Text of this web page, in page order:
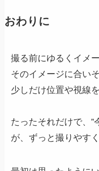
おわりに
撮る前にゆるくイメ
そのイメージに合い
少しだけ位置や視線
たったそれだけで、”
が、ずっと撮りやす